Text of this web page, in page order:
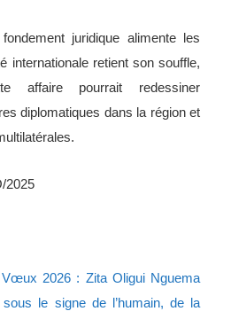
juridique alimente les
internationale retient son souffle,
affaire pourrait redessiner
diplomatiques dans la région et
2025
2026 : Zita Oligui Nguema
sous le signe de l’humain, de la